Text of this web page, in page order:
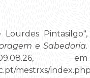
Lourdes Pintasilgo",
e Sabedoria.
em
mestrxs/